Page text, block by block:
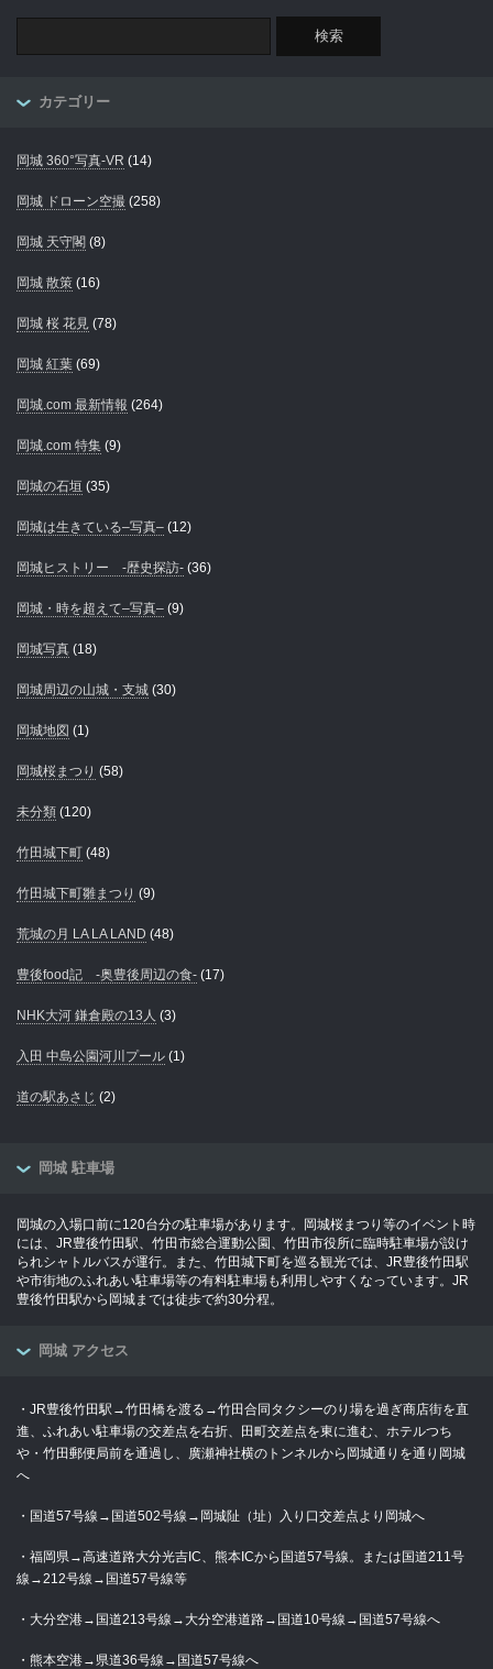
カテゴリー
岡城 360°写真-VR (14)
岡城 ドローン空撮 (258)
岡城 天守閣 (8)
岡城 散策 (16)
岡城 桜 花見 (78)
岡城 紅葉 (69)
岡城.com 最新情報 (264)
岡城.com 特集 (9)
岡城の石垣 (35)
岡城は生きている–写真– (12)
岡城ヒストリー -歴史探訪- (36)
岡城・時を超えて–写真– (9)
岡城写真 (18)
岡城周辺の山城・支城 (30)
岡城地図 (1)
岡城桜まつり (58)
未分類 (120)
竹田城下町 (48)
竹田城下町雛まつり (9)
荒城の月 LA LA LAND (48)
豊後food記 -奥豊後周辺の食- (17)
NHK大河 鎌倉殿の13人 (3)
入田 中島公園河川プール (1)
道の駅あさじ (2)
岡城 駐車場
岡城の入場口前に120台分の駐車場があります。岡城桜まつり等のイベント時
には、JR豊後竹田駅、竹田市総合運動公園、竹田市役所に臨時駐車場が設け
られシャトルバスが運行。また、竹田城下町を巡る観光では、JR豊後竹田駅
や市街地のふれあい駐車場等の有料駐車場も利用しやすくなっています。JR
豊後竹田駅から岡城までは徒歩で約30分程。
岡城 アクセス
・JR豊後竹田駅→竹田橋を渡る→竹田合同タクシーのり場を過ぎ商店街を直
進、ふれあい駐車場の交差点を右折、田町交差点を東に進む、ホテルつち
や・竹田郵便局前を通過し、廣瀬神社横のトンネルから岡城通りを通り岡城
へ
・国道57号線→国道502号線→岡城阯（址）入り口交差点より岡城へ
・福岡県→高速道路大分光吉IC、熊本ICから国道57号線。または国道211号
線→212号線→国道57号線等
・大分空港→国道213号線→大分空港道路→国道10号線→国道57号線へ
・熊本空港→県道36号線→国道57号線へ